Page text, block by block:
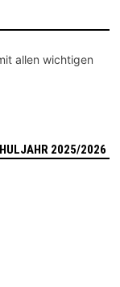
allen wichtigen
2025/2026